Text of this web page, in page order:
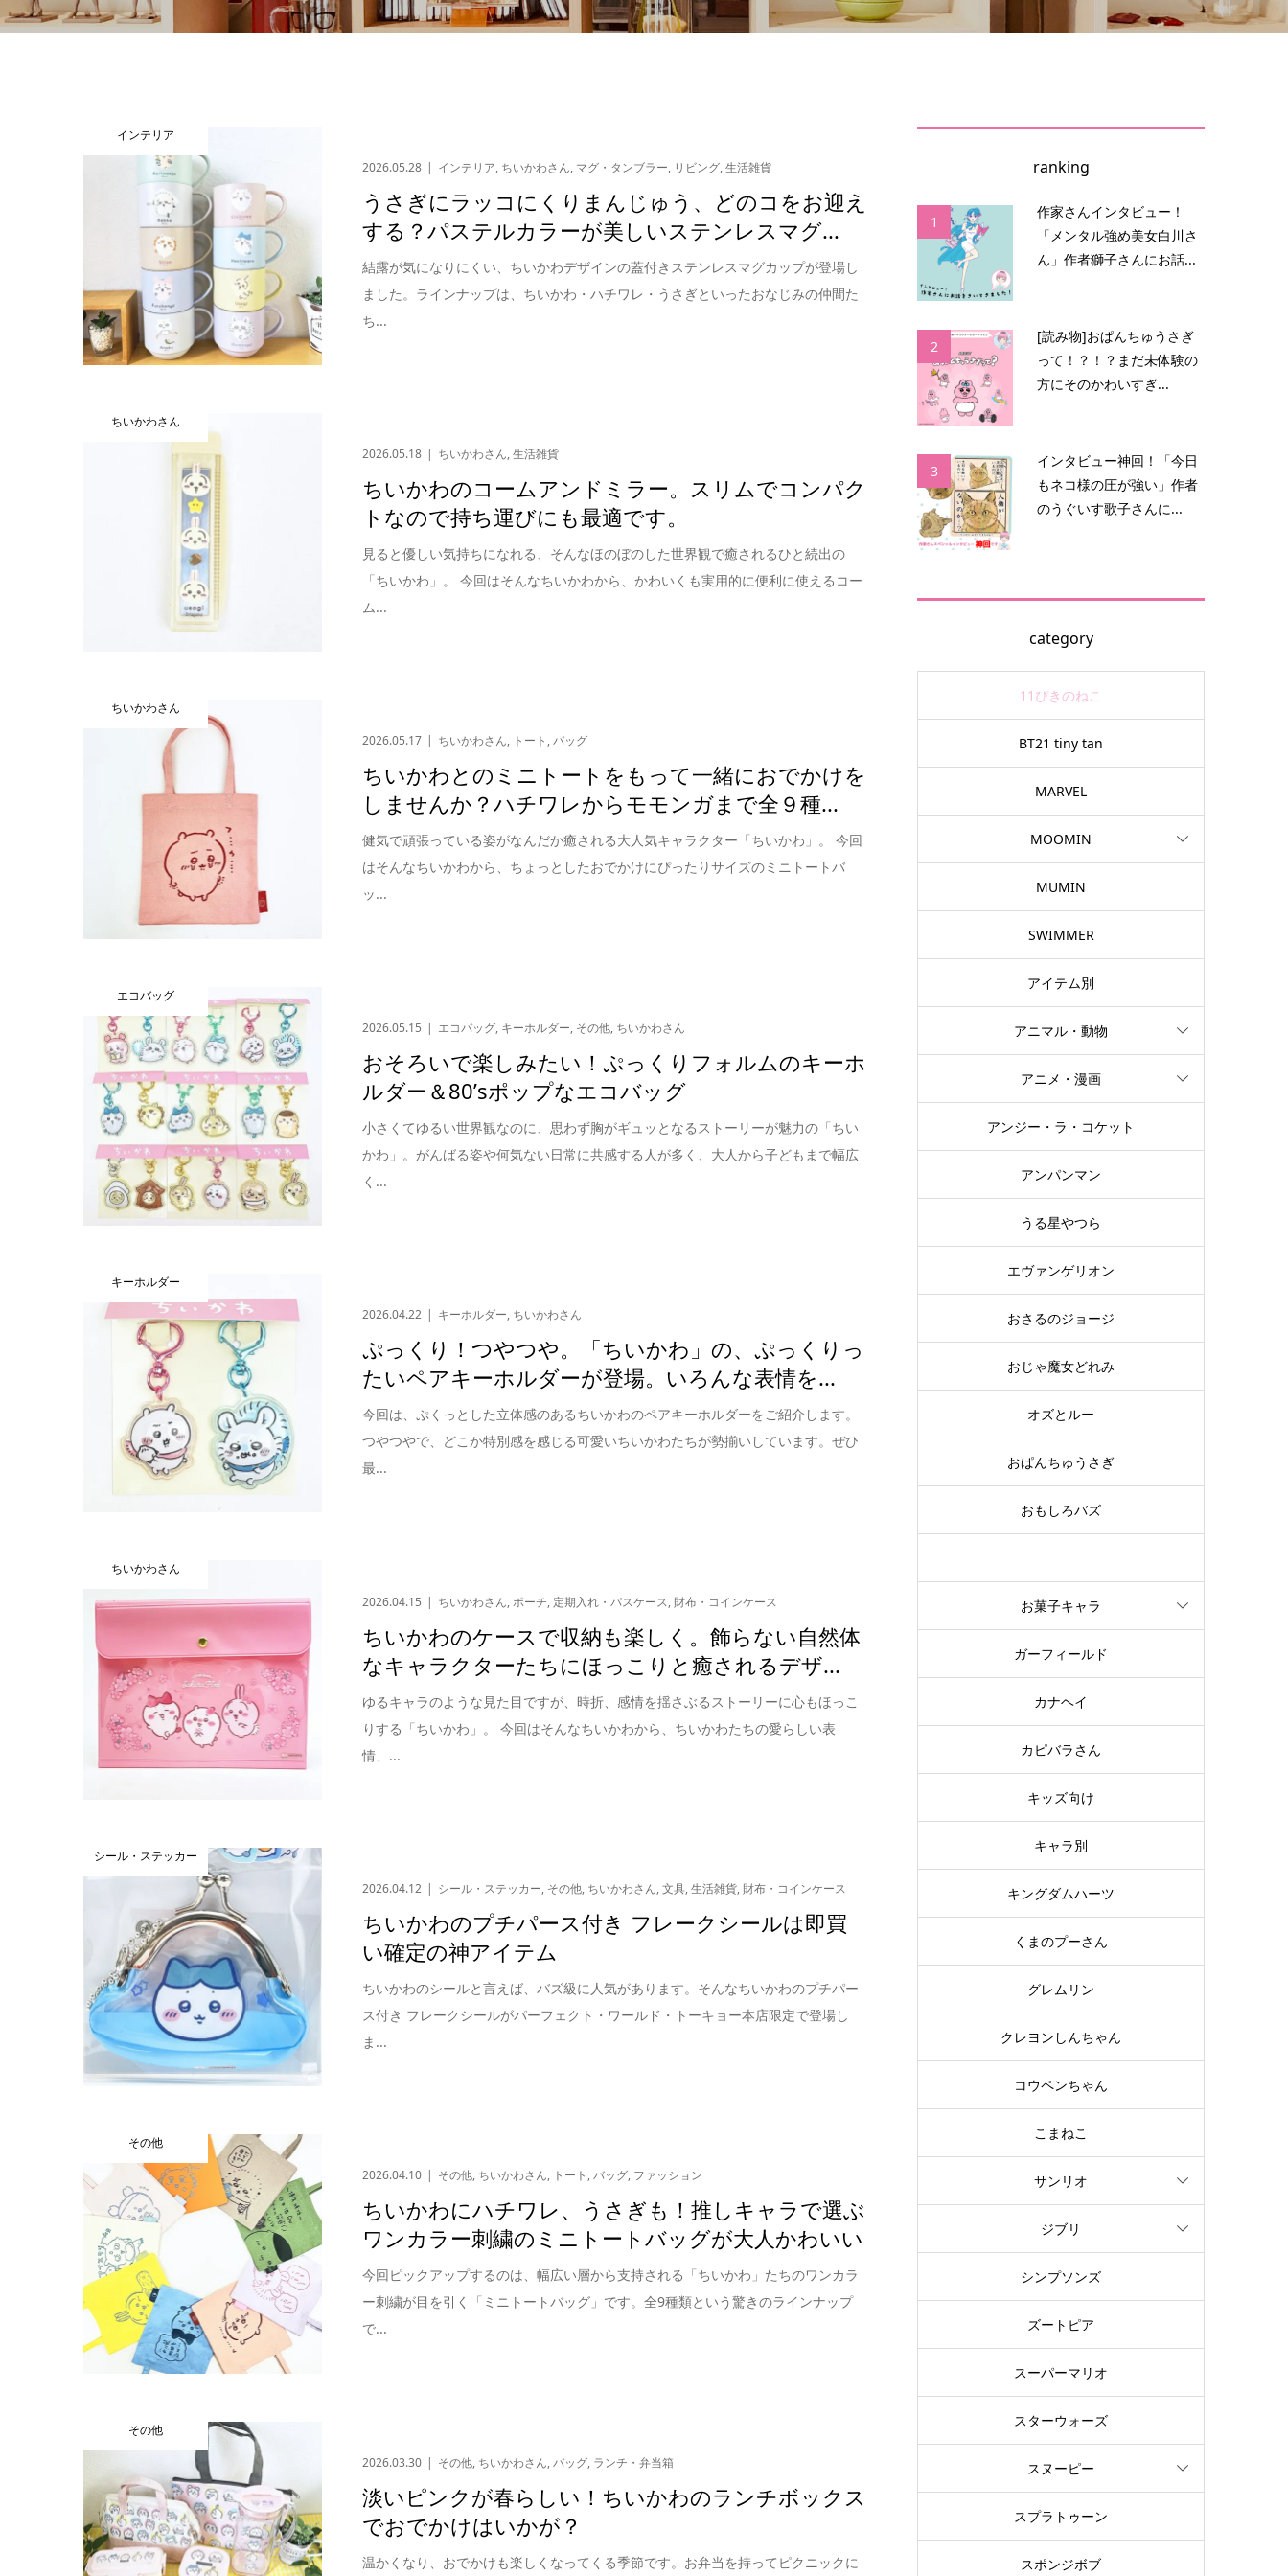
インテリア
2026.05.28 インテリア, ちいかわさん, マグ・タンブラー, リビング,生活雑貨
うさぎにラッコにくりまんじゅう、どのコをお迎え
する？パステルカラーが美しいステンレスマグ...
結露が気になりにくい、ちいかわデザインの蓋付きステンレスマグカップが登場し
ました。ラインナップは、ちいかわ・ハチワレ・うさぎといったおなじみの仲間た
ち...
ちいかわさん
2026.05.18 ちいかわさん,生活雑貨
ちいかわのコームアンドミラー。スリムでコンパク
トなので持ち運びにも最適です。
見ると優しい気持ちになれる、そんなほのぼのした世界観で癒されるひと続出の
「ちいかわ」。 今回はそんなちいかわから、かわいくも実用的に便利に使えるコー
ム...
ちいかわさん
2026.05.17 ちいかわさん, トート,バッグ
ちいかわとのミニトートをもって一緒におでかけを
しませんか？ハチワレからモモンガまで全９種...
健気で頑張っている姿がなんだか癒される大人気キャラクター「ちいかわ」。 今回
はそんなちいかわから、ちょっとしたおでかけにぴったりサイズのミニトートバ
ッ...
エコバッグ
2026.05.15 エコバッグ, キーホルダー, その他, ちいかわさん
おそろいで楽しみたい！ぷっくりフォルムのキーホ
ルダー＆80’sポップなエコバッグ
小さくてゆるい世界観なのに、思わず胸がギュッとなるストーリーが魅力の「ちい
かわ」。がんばる姿や何気ない日常に共感する人が多く、大人から子どもまで幅広
く...
キーホルダー
2026.04.22 キーホルダー, ちいかわさん
ぷっくり！つやつや。「ちいかわ」の、ぷっくりっ
たいペアキーホルダーが登場。いろんな表情を...
今回は、ぷくっとした立体感のあるちいかわのペアキーホルダーをご紹介します。
つやつやで、どこか特別感を感じる可愛いちいかわたちが勢揃いしています。ぜひ
最...
ちいかわさん
2026.04.15 ちいかわさん,ポーチ, 定期入れ・パスケース, 財布・コインケース
ちいかわのケースで収納も楽しく。飾らない自然体
なキャラクターたちにほっこりと癒されるデザ...
ゆるキャラのような見た目ですが、時折、感情を揺さぶるストーリーに心もほっこ
りする「ちいかわ」。 今回はそんなちいかわから、ちいかわたちの愛らしい表
情、...
シール・ステッカー
2026.04.12 シール・ステッカー, その他, ちいかわさん,文具,生活雑貨, 財布・コインケース
ちいかわのプチパース付き フレークシールは即買
い確定の神アイテム
ちいかわのシールと言えば、バズ級に人気があります。そんなちいかわのプチパー
ス付き フレークシールがパーフェクト・ワールド・トーキョー本店限定で登場し
ま...
その他
2026.04.10 その他, ちいかわさん, トート,バッグ, ファッション
ちいかわにハチワレ、うさぎも！推しキャラで選ぶ
ワンカラー刺繍のミニトートバッグが大人かわいい
今回ピックアップするのは、幅広い層から支持される「ちいかわ」たちのワンカラ
ー刺繍が目を引く「ミニトートバッグ」です。全9種類という驚きのラインナップ
で...
その他
2026.03.30 その他, ちいかわさん,バッグ, ランチ・弁当箱
淡いピンクが春らしい！ちいかわのランチボックス
でおでかけはいかが？
温かくなり、おでかけも楽しくなってくる季節です。お弁当を持ってピクニックに
ranking
1
作家さんインタビュー！
「メンタル強め美女白川さ
ん」作者獅子さんにお話...
2
[読み物]おぱんちゅうさぎ
って！？！？まだ未体験の
方にそのかわいすぎ...
3
インタビュー神回！「今日
もネコ様の圧が強い」作者
のうぐいす歌子さんに...
category
11ぴきのねこ
BT21 tiny tan
MARVEL
MOOMIN
MUMIN
SWIMMER
アイテム別
アニマル・動物
アニメ・漫画
アンジー・ラ・コケット
アンパンマン
うる星やつら
エヴァンゲリオン
おさるのジョージ
おじゃ魔女どれみ
オズとルー
おぱんちゅうさぎ
おもしろバズ
お菓子キャラ
ガーフィールド
カナヘイ
カピバラさん
キッズ向け
キャラ別
キングダムハーツ
くまのプーさん
グレムリン
クレヨンしんちゃん
コウペンちゃん
こまねこ
サンリオ
ジブリ
シンプソンズ
ズートピア
スーパーマリオ
スターウォーズ
スヌーピー
スプラトゥーン
スポンジボブ